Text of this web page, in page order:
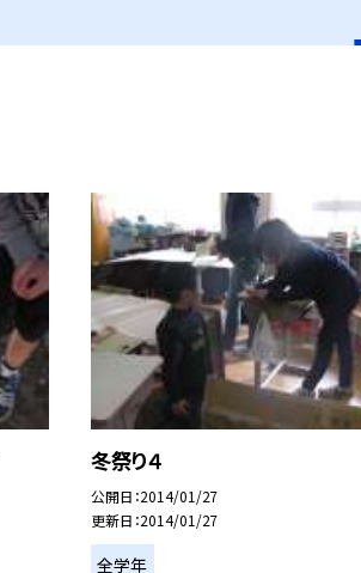
冬祭り４
公開日 2014/01/27
更新日 2014/01/27
全学年